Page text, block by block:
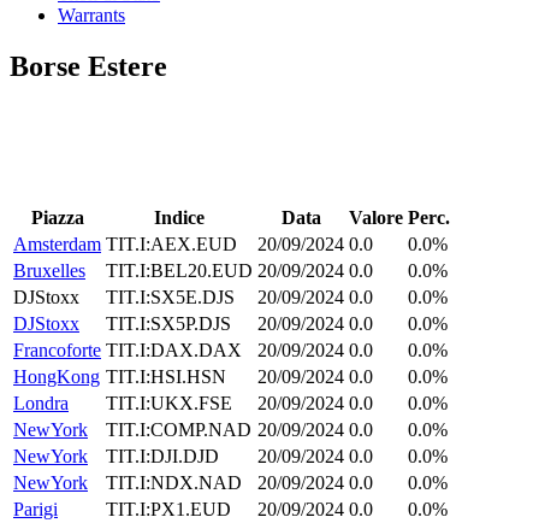
Warrants
Borse Estere
Piazza Indice Data Valore Perc.
Amsterdam TIT.I:AEX.EUD 20/09/2024 0.0
0.0%
Bruxelles
TIT.I:BEL20.EUD 20/09/2024 0.0
0.0%
DJStoxx
TIT.I:SX5E.DJS 20/09/2024 0.0
0.0%
DJStoxx
TIT.I:SX5P.DJS 20/09/2024 0.0
0.0%
Francoforte TIT.I:DAX.DAX 20/09/2024 0.0
0.0%
HongKong TIT.I:HSI.HSN 20/09/2024 0.0
0.0%
Londra
TIT.I:UKX.FSE 20/09/2024 0.0
0.0%
NewYork
TIT.I:COMP.NAD 20/09/2024 0.0
0.0%
NewYork
TIT.I:DJI.DJD 20/09/2024 0.0
0.0%
NewYork
TIT.I:NDX.NAD 20/09/2024 0.0
0.0%
Parigi
TIT.I:PX1.EUD 20/09/2024 0.0
0.0%